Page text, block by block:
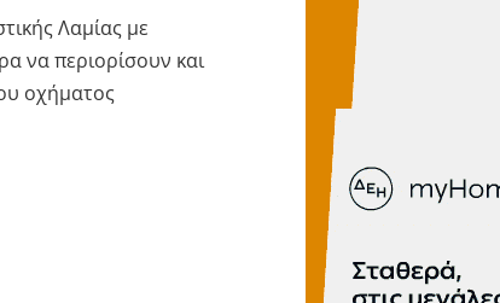
Λαμίας με
να περιορίσουν και
οχήματος